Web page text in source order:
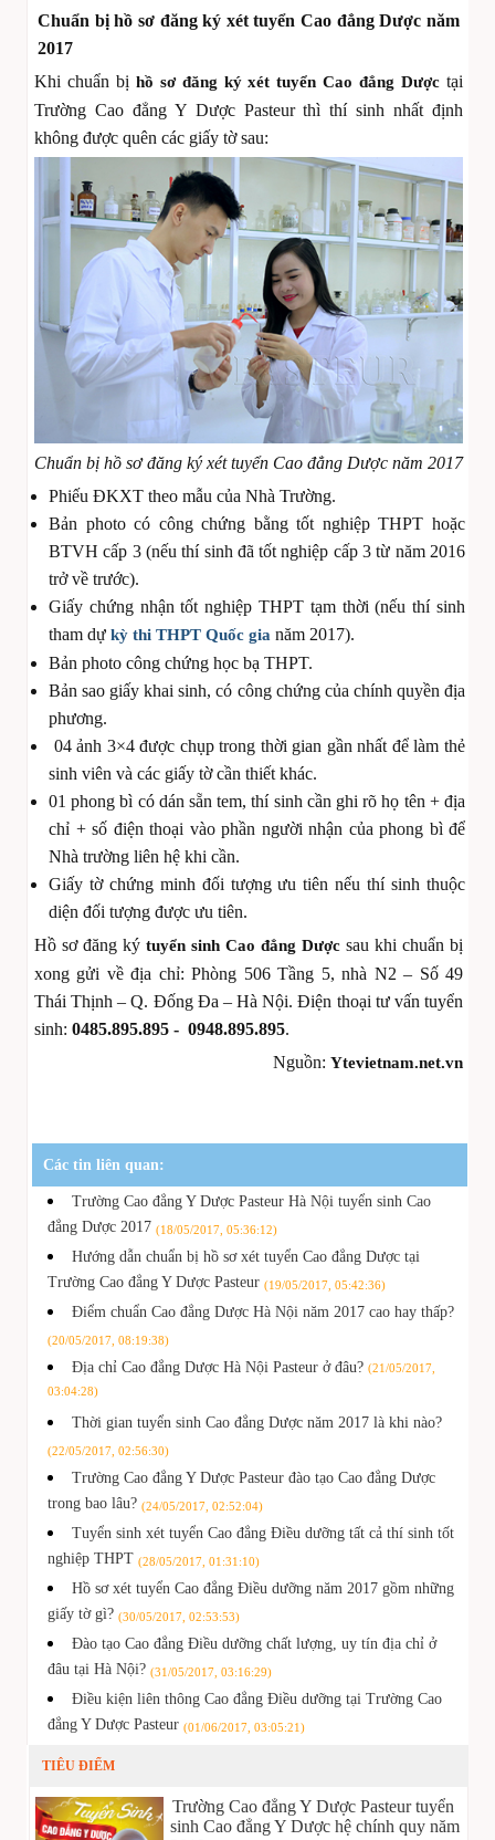
Chuẩn bị hồ sơ đăng ký xét tuyển Cao đẳng Dược năm
2017
Khi chuẩn bị hồ sơ đăng ký xét tuyển Cao đẳng Dược tại
Trường Cao đẳng Y Dược Pasteur thì thí sinh nhất định
không được quên các giấy tờ sau:
Chuẩn bị hồ sơ đăng ký xét tuyển Cao đẳng Dược năm 2017
Phiếu ĐKXT theo mẫu của Nhà Trường.
Bản photo có công chứng bằng tốt nghiệp THPT hoặc
BTVH cấp 3 (nếu thí sinh đã tốt nghiệp cấp 3 từ năm 2016
trở về trước).
Giấy chứng nhận tốt nghiệp THPT tạm thời (nếu thí sinh
tham dự kỳ thi THPT Quốc gia năm 2017).
Bản photo công chứng học bạ THPT.
Bản sao giấy khai sinh, có công chứng của chính quyền địa
phương.
04 ảnh 3×4 được chụp trong thời gian gần nhất để làm thẻ
sinh viên và các giấy tờ cần thiết khác.
01 phong bì có dán sẵn tem, thí sinh cần ghi rõ họ tên + địa
chỉ + số điện thoại vào phần người nhận của phong bì để
Nhà trường liên hệ khi cần.
Giấy tờ chứng minh đối tượng ưu tiên nếu thí sinh thuộc
diện đối tượng được ưu tiên.
Hồ sơ đăng ký tuyển sinh Cao đẳng Dược sau khi chuẩn bị
xong gửi về địa chỉ: Phòng 506 Tầng 5, nhà N2 – Số 49
Thái Thịnh – Q. Đống Đa – Hà Nội. Điện thoại tư vấn tuyển
sinh: 0485.895.895 - 0948.895.895.
Nguồn: Ytevietnam.net.vn
Các tin liên quan:
Trường Cao đẳng Y Dược Pasteur Hà Nội tuyển sinh Cao
đẳng Dược 2017 (18/05/2017, 05:36:12)
Hướng dẫn chuẩn bị hồ sơ xét tuyển Cao đẳng Dược tại
Trường Cao đẳng Y Dược Pasteur (19/05/2017, 05:42:36)
Điểm chuẩn Cao đẳng Dược Hà Nội năm 2017 cao hay thấp?
(20/05/2017, 08:19:38)
Địa chỉ Cao đẳng Dược Hà Nội Pasteur ở đâu? (21/05/2017,
03:04:28)
Thời gian tuyển sinh Cao đẳng Dược năm 2017 là khi nào?
(22/05/2017, 02:56:30)
Trường Cao đẳng Y Dược Pasteur đào tạo Cao đẳng Dược
trong bao lâu? (24/05/2017, 02:52:04)
Tuyển sinh xét tuyển Cao đẳng Điều dưỡng tất cả thí sinh tốt
nghiệp THPT (28/05/2017, 01:31:10)
Hồ sơ xét tuyển Cao đẳng Điều dưỡng năm 2017 gồm những
giấy tờ gì? (30/05/2017, 02:53:53)
Đào tạo Cao đẳng Điều dưỡng chất lượng, uy tín địa chỉ ở
đâu tại Hà Nội? (31/05/2017, 03:16:29)
Điều kiện liên thông Cao đẳng Điều dưỡng tại Trường Cao
đẳng Y Dược Pasteur (01/06/2017, 03:05:21)
TIÊU ĐIỂM
Trường Cao đẳng Y Dược Pasteur tuyển
sinh Cao đẳng Y Dược hệ chính quy năm